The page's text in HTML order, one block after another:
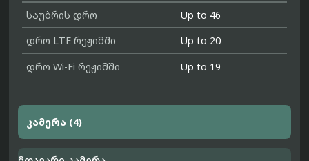
საუბრის დრო
Up to 46
დრო LTE რეჟიმში
Up to 20
დრო Wi-Fi რეჟიმში
Up to 19
კამერა (4)